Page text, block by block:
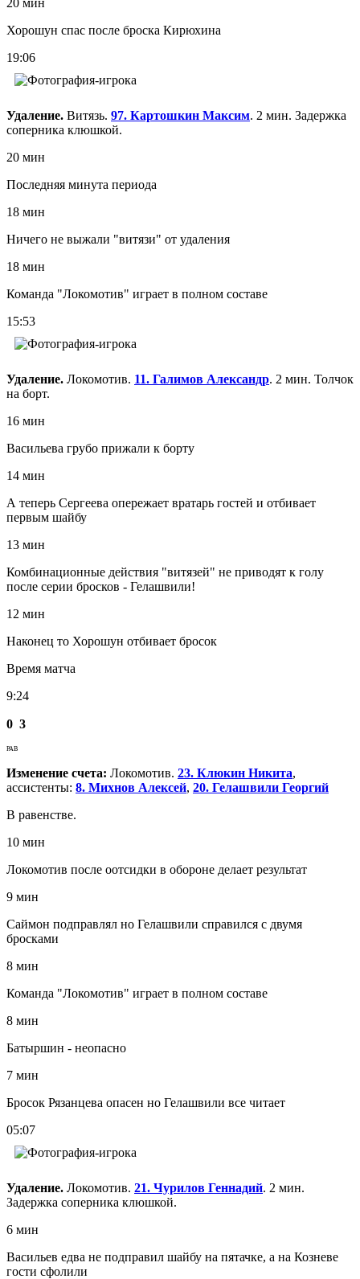
Хорошун спас после броска Кирюхина
19:06
Удаление. Витязь. 97. Картошкин Максим. 2 мин. Задержка
соперника клюшкой.
20 мин
Последняя минута периода
18 мин
Ничего не выжали "витязи" от удаления
18 мин
Команда "Локомотив" играет в полном составе
15:53
Удаление. Локомотив. 11. Галимов Александр. 2 мин. Толчок
на борт.
16 мин
Васильева грубо прижали к борту
14 мин
А теперь Сергеева опережает вратарь гостей и отбивает
первым шайбу
13 мин
Комбинационные действия "витязей" не приводят к голу
после серии бросков - Гелашвили!
12 мин
Наконец то Хорошун отбивает бросок
Время матча
9:24
0 3
РАВ
Изменение счета: Локомотив. 23. Клюкин Никита,
ассистенты: 8. Михнов Алексей, 20. Гелашвили Георгий
В равенстве.
10 мин
Локомотив после оотсидки в обороне делает результат
9 мин
Саймон подправлял но Гелашвили справился с двумя
бросками
8 мин
Команда "Локомотив" играет в полном составе
8 мин
Батыршин - неопасно
7 мин
Бросок Рязанцева опасен но Гелашвили все читает
05:07
Удаление. Локомотив. 21. Чурилов Геннадий. 2 мин.
Задержка соперника клюшкой.
6 мин
Васильев едва не подправил шайбу на пятачке, а на Козневе
гости сфолили